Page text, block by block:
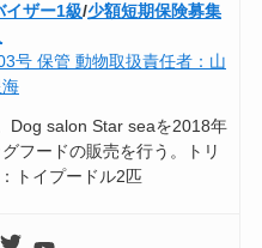
イザー1級/少額短期保険募集
号 保管 動物取扱責任者：山
Dog salon Star seaを2018年
フードの販売を行う。トリ
トイプードル2匹